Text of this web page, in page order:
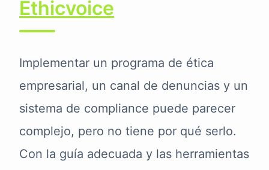
Ethicvoice
Implementar un programa de ética
empresarial, un canal de denuncias y un
sistema de compliance puede parecer
complejo, pero no tiene por qué serlo.
Con la guía adecuada y las herramientas